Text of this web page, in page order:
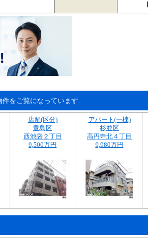
をご覧になっています
店舗(区分)
豊島区
西池袋２丁目
9,500万円
アパート(一棟)
杉並区
高円寺北４丁目
9,980万円